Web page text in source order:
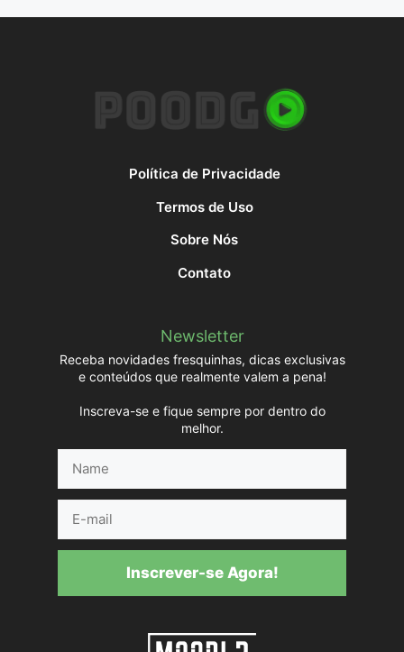
Política de Privacidade
Termos de Uso
Sobre Nós
Contato
Newsletter
Receba novidades fresquinhas, dicas exclusivas
e conteúdos que realmente valem a pena!
Inscreva-se e fique sempre por dentro do
melhor.
mail
Inscrever-se Agora!